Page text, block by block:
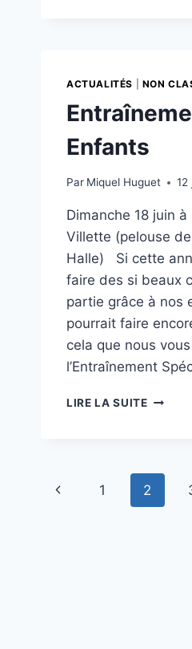
ACTUALITÉS NON
Enfants
Par Miquel Huguet 12
Dimanche 18 juin
Villette (pelouse
Halle) Si cette
faire des si beaux
partie grâce à nos
pourrait faire
cela que nous
l’Entraînement
LIRE LA SUITE
Navigation
Page
1 2